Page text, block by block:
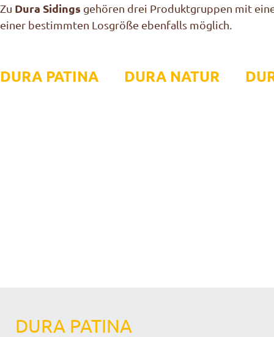
Zu Dura Sidings gehören drei Produktgruppen mit
einer bestimmten Losgröße ebenfalls möglich.
DURA PATINA DURA NATUR
DURA PATINA